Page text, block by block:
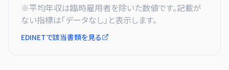
※平均年収は臨時雇用者を除いた数値です。記載が
ない指標は「データなし」と表示します。
EDINETで該当書類を見る